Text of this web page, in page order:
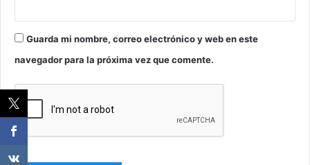
Guarda mi nombre, correo electrónico y web en este
navegador para la próxima vez que comente.